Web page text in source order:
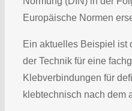
Europäische Normen
Ein aktuelles Beispiel ist
der Technik für eine
Klebverbindungen für
klebtechnisch nach dem